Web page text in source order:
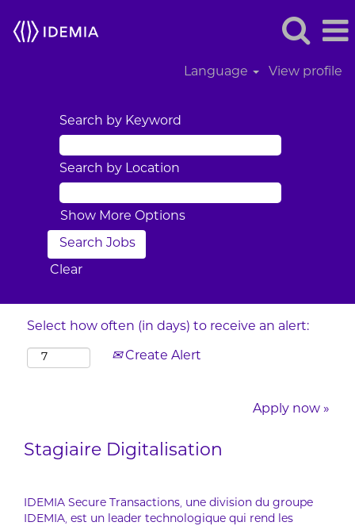
Language View profile
Search by Keyword
Search by Location
Show More Options
Clear
Select how often (in days) to receive an alert:
Create Alert
Apply now »
Stagiaire Digitalisation
IDEMIA Secure Transactions, une division du groupe
IDEMIA, est un leader technologique qui rend les